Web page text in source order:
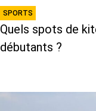
SPORTS
Quels spots de
débutants ?